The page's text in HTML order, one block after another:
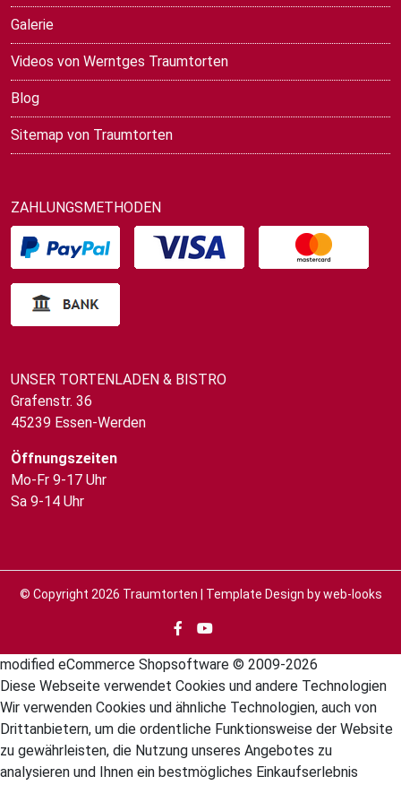
Galerie
Videos von Werntges Traumtorten
Blog
Sitemap von Traumtorten
ZAHLUNGSMETHODEN
UNSER TORTENLADEN & BISTRO
Grafenstr. 36
45239 Essen-Werden
Öffnungszeiten
Mo-Fr 9-17 Uhr
Sa 9-14 Uhr
© Copyright 2026 Traumtorten | Template Design byweb-looks
modified eCommerce Shopsoftware © 2009-2026
Diese Webseite verwendet Cookies und andere Technologien
Wir verwenden Cookies und ähnliche Technologien, auch von
Drittanbietern, um die ordentliche Funktionsweise der Website
zu gewährleisten, die Nutzung unseres Angebotes zu
analysieren und Ihnen ein bestmögliches Einkaufserlebnis